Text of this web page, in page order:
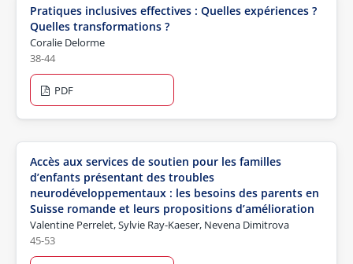
Pratiques inclusives effectives : Quelles expériences ?
Quelles transformations ?
Coralie Delorme
38-44
PDF
Accès aux services de soutien pour les familles
d’enfants présentant des troubles
neurodéveloppementaux : les besoins des parents en
Suisse romande et leurs propositions d’amélioration
Valentine Perrelet, Sylvie Ray-Kaeser, Nevena Dimitrova
45-53